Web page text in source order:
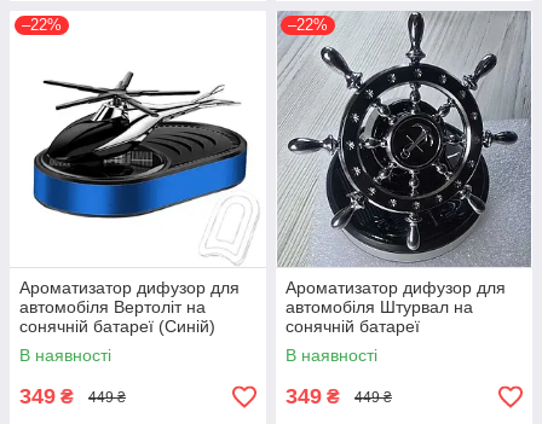
–22%
Ароматизатор дифузор для
автомобіля Вертоліт на
сонячній батареї (Синій)
В наявності
349 ₴ 449 ₴
–22%
Ароматизатор дифузор для
автомобіля Штурвал на
сонячній батареї
(Сріблястий)
В наявності
349 ₴ 449 ₴